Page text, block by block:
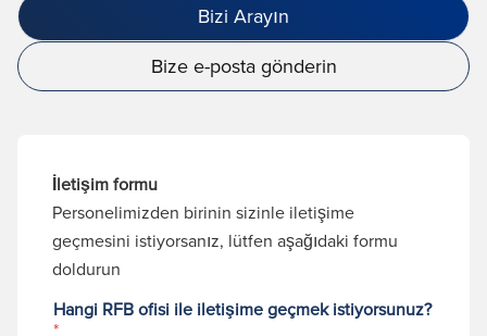
Bizi Arayın
Bize e-posta gönderin
İletişim formu
Personelimizden birinin sizinle iletişime
geçmesini istiyorsanız, lütfen aşağıdaki formu
doldurun
Hangi RFB ofisi ile iletişime geçmek istiyorsunuz?
*